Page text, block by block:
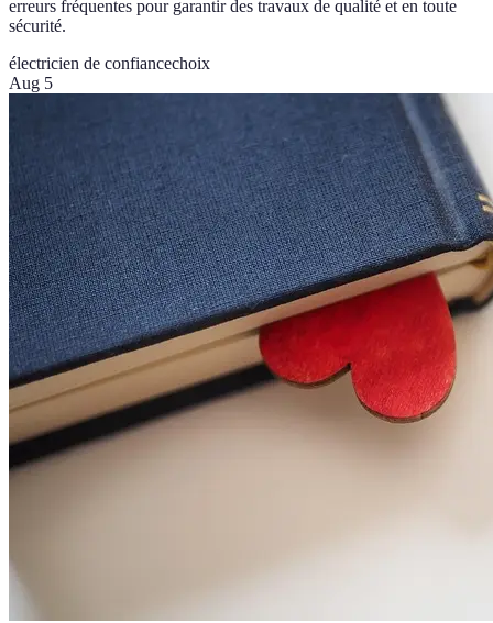
erreurs fréquentes pour garantir des travaux de qualité et en toute
sécurité.
électricien de confiancechoix
Aug 5